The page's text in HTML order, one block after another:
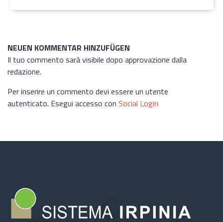
NEUEN KOMMENTAR HINZUFÜGEN
Il tuo commento sarà visibile dopo approvazione dalla
redazione.
Per inserire un commento devi essere un utente
autenticato. Esegui accesso con Social Login